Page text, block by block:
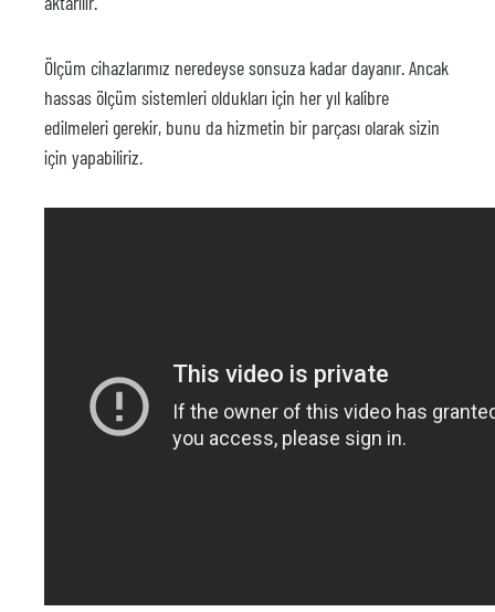
Ölçüm cihazlarımız neredeyse sonsuza kadar dayanır. Ancak
hassas ölçüm sistemleri oldukları için her yıl kalibre
edilmeleri gerekir, bunu da hizmetin bir parçası olarak sizin
için yapabiliriz.